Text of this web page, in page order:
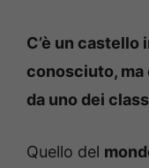
C’è un
conosciuto,
da uno dei
Quello del